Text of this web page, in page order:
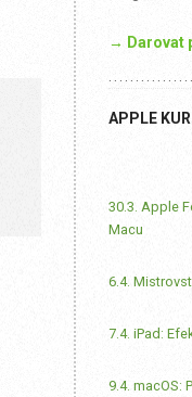
→ Darovat
APPLE
30.3. Apple
Macu
6.4.
7.4. iPad:
9.4. macOS: